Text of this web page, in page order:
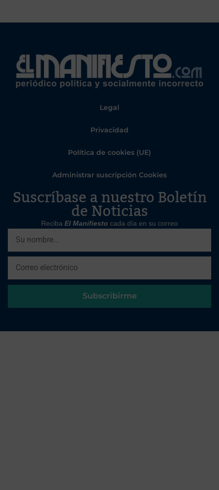
Legal
Privacidad
Política de cookies (UE)
Administrar suscripción Cookies
Suscríbase a nuestro Boletín
de Noticias
Reciba El Manifiesto cada día en su correo
Subscribirme